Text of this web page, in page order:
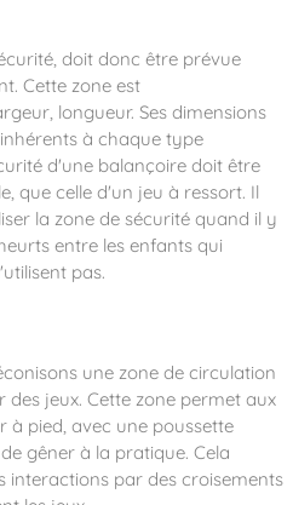
doit donc être prévue
Cette zone est
longueur. Ses dimensions
à chaque type
d'une balançoire doit être
que celle d'un jeu à ressort. Il
la zone de sécurité quand il y
entre les enfants qui
pas.
une zone de circulation
jeux. Cette zone permet aux
pied, avec une poussette
gêner à la pratique. Cela
interactions par des croisements